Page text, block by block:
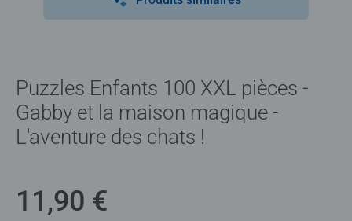
Puzzles Enfants 100 XXL pièces -
Gabby et la maison magique -
L'aventure des chats !
11,90 €